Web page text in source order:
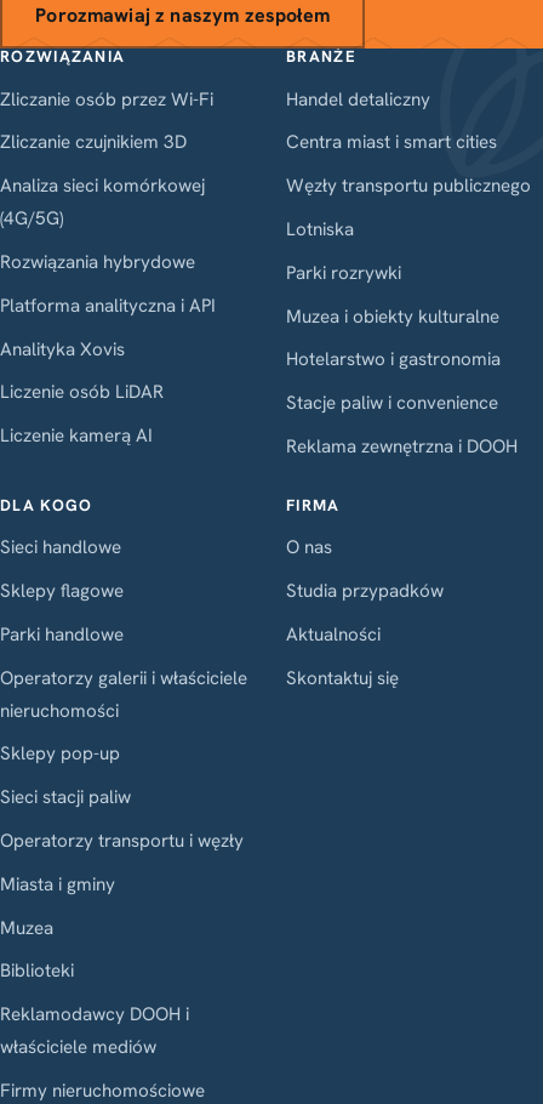
Porozmawiaj z naszym zespołem
ROZWIĄZANIA
Zliczanie osób przez Wi-Fi
Zliczanie czujnikiem 3D
Analiza sieci komórkowej
(4G/5G)
Rozwiązania hybrydowe
Platforma analityczna i API
Analityka Xovis
Liczenie osób LiDAR
Liczenie kamerą AI
BRANŻE
Handel detaliczny
Centra miast i smart cities
Węzły transportu publicznego
Lotniska
Parki rozrywki
Muzea i obiekty kulturalne
Hotelarstwo i gastronomia
Stacje paliw i convenience
Reklama zewnętrzna i DOOH
DLA KOGO
Sieci handlowe
Sklepy flagowe
Parki handlowe
Operatorzy galerii i właściciele
nieruchomości
Sklepy pop-up
Sieci stacji paliw
Operatorzy transportu i węzły
Miasta i gminy
Muzea
Biblioteki
Reklamodawcy DOOH i
właściciele mediów
Firmy nieruchomościowe
FIRMA
O nas
Studia przypadków
Aktualności
Skontaktuj się